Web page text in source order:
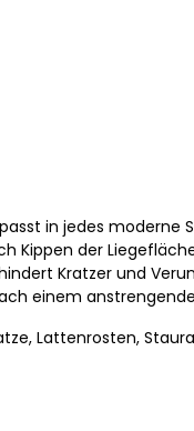
in jedes moderne
Kippen der
Kratzer und
einem
Lattenrosten,